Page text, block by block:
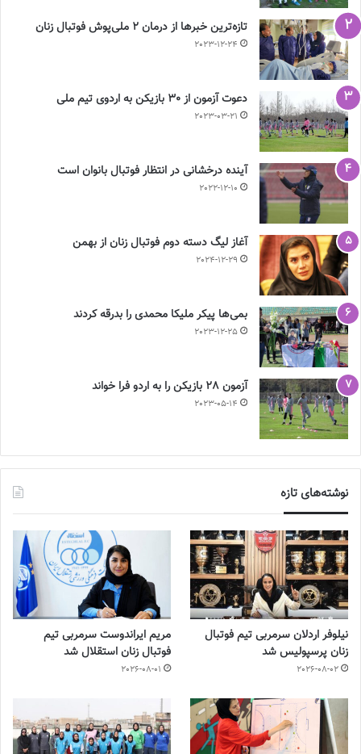
تازه‌ترین خبرها از درمان ۲ ملی‌پوش فوتبال زنان
2023-12-24
دعوت آزمون از 30 بازیکن به اردوی تیم ملی
2023-03-21
آینده درخشانی در انتظار فوتبال بانوان است
2022-12-10
آغاز لیگ دسته دوم فوتبال زنان از بهمن
2024-12-29
بمی‌ها پیکر ملیکا محمدی را بدرقه کردند
2023-12-25
آزمون 28 بازیکن را به اردو فرا خواند
2023-05-14
نوشته‌های تازه
نیلوفر اردلان سرمربی تیم فوتبال
زنان پرسپولیس شد
2026-08-02
مریم ایراندوست سرمربی تیم
فوتبال زنان استقلال شد
2026-08-01